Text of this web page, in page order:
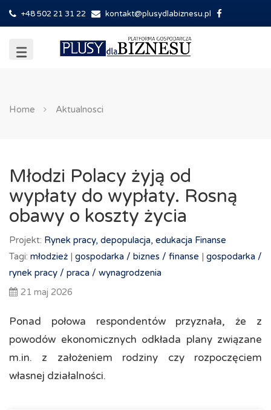
+48 502 21 31 22 kontakt@plusydlabiznesu.pl
Home Aktualnosci
Młodzi Polacy żyją od
wypłaty do wypłaty. Rosną
obawy o koszty życia
Projekt: Rynek pracy, depopulacja, edukacja Finanse
Tagi: młodzież | gospodarka / biznes / finanse | gospodarka /
rynek pracy / praca / wynagrodzenia
21 maj 2026
Ponad połowa respondentów przyznała, że z
powodów ekonomicznych odkłada plany związane
m.in. z założeniem rodziny czy rozpoczęciem
własnej działalności.